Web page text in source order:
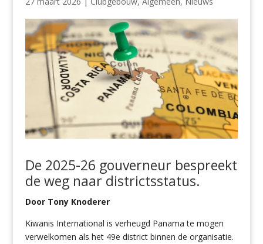
De 2025-26 gouverneur bespreekt
de weg naar districtsstatus.
Door Tony Knoderer
Kiwanis International is verheugd Panama te mogen
verwelkomen als het 49e district binnen de organisatie.